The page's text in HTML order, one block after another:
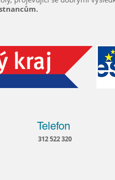
Telefon
312 522 320